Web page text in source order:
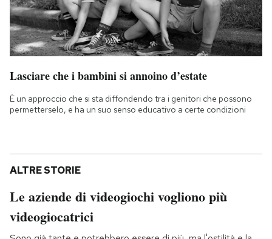
Lasciare che i bambini si annoino d’estate
È un approccio che si sta diffondendo tra i genitori che possono
permetterselo, e ha un suo senso educativo a certe condizioni
ALTRE STORIE
Le aziende di videogiochi vogliono più
videogiocatrici